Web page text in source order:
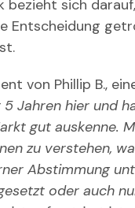
bezieht sich
Entscheidung
von Phillip B.,
Jahren hier und
gut auskenne.
zu verstehen,
Abstimmung
oder auch